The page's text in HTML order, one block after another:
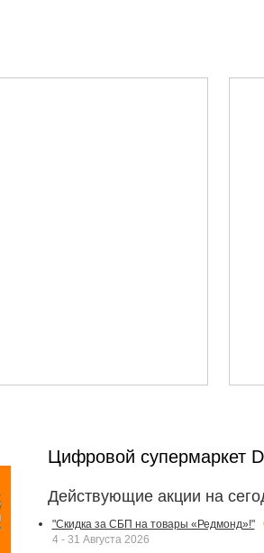
Цифровой супермаркет
Действующие акции на
"Скидка за СБП на товары «Редмонд»!"
4 - 31 Августа 2026